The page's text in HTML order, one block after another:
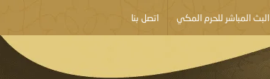
البث المباشر للحرم المكي اتصل بنا